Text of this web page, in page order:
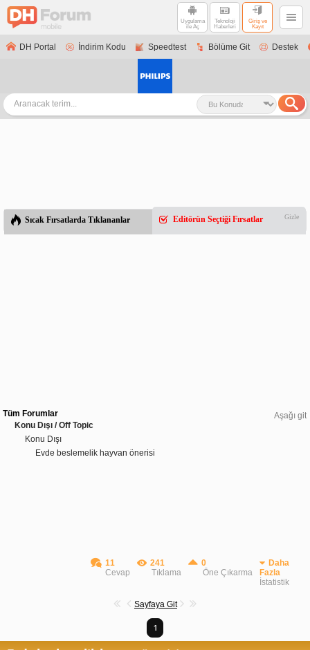
Uygulama
ile Aç
Teknoloji
Haberleri
Giriş ve
Kayıt
DH Portal İndirim Kodu Speedtest Bölüme Git Destek
Sıcak Fırsatlarda Tıklananlar Editörün Seçtiği Fırsatlar Gizle
Aşağı git
Tüm Forumlar
Konu Dışı / Off Topic
Konu Dışı
Evde beslemelik hayvan önerisi
11
Cevap
241
Tıklama
0
Öne Çıkarma
Daha
Fazla
İstatistik
Sayfaya Git
1